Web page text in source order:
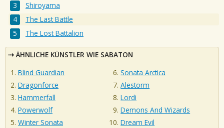
Shiroyama
The Last Battle
The Lost Battalion
ÄHNLICHE KÜNSTLER WIE SABATON
Blind Guardian
Dragonforce
Hammerfall
Powerwolf
Winter Sonata
Sonata Arctica
Alestorm
Lordi
Demons And Wizards
Dream Evil